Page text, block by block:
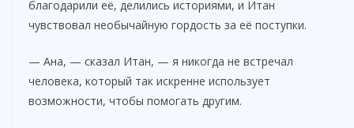
благодарили её, делились историями, и Итан
чувствовал необычайную гордость за её поступки.
— Ана, — сказал Итан, — я никогда не встречал
человека, который так искренне использует
возможности, чтобы помогать другим.